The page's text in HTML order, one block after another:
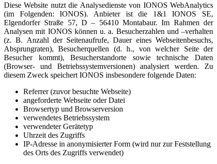
Diese Website nutzt die Analysedienste von IONOS WebAnalytics
(im Folgenden: IONOS). Anbieter ist die 1&1 IONOS SE,
Elgendorfer Straße 57, D – 56410 Montabaur. Im Rahmen der
Analysen mit IONOS können u. a. Besucherzahlen und –verhalten
(z. B. Anzahl der Seitenaufrufe, Dauer eines Webseitenbesuchs,
Absprungraten), Besucherquellen (d. h., von welcher Seite der
Besucher kommt), Besucherstandorte sowie technische Daten
(Browser- und Betriebssystemversionen) analysiert werden. Zu
diesem Zweck speichert IONOS insbesondere folgende Daten:
Referrer (zuvor besuchte Webseite)
angeforderte Webseite oder Datei
Browsertyp und Browserversion
verwendetes Betriebssystem
verwendeter Gerätetyp
Uhrzeit des Zugriffs
IP-Adresse in anonymisierter Form (wird nur zur Feststellung
des Orts des Zugriffs verwendet)